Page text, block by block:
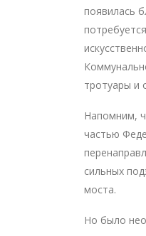
появилась
тротуары и
Напомним,
частью
сильных
моста.
Но было